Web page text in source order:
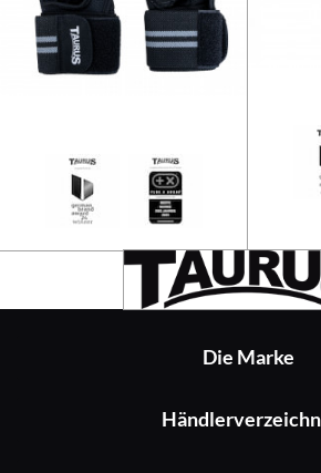
Taurus
Die Marke